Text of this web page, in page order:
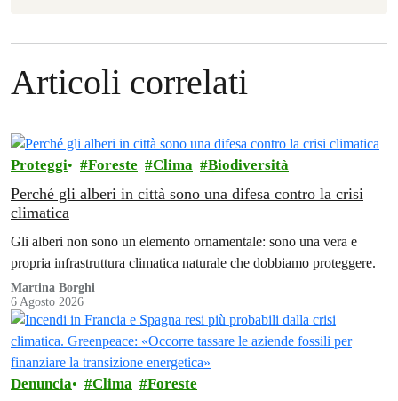
Articoli correlati
Proteggi Foreste Clima Biodiversità
Perché gli alberi in città sono una difesa contro la crisi
climatica
Gli alberi non sono un elemento ornamentale: sono una vera e
propria infrastruttura climatica naturale che dobbiamo proteggere.
Martina Borghi
6 Agosto 2026
Denuncia Clima Foreste